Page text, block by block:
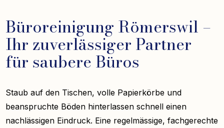
Büroreinigung Römerswil –
Ihr zuverlässiger Partner
für saubere Büros
Staub auf den Tischen, volle Papierkörbe und
beanspruchte Böden hinterlassen schnell einen
nachlässigen Eindruck. Eine regelmässige, fachgerechte